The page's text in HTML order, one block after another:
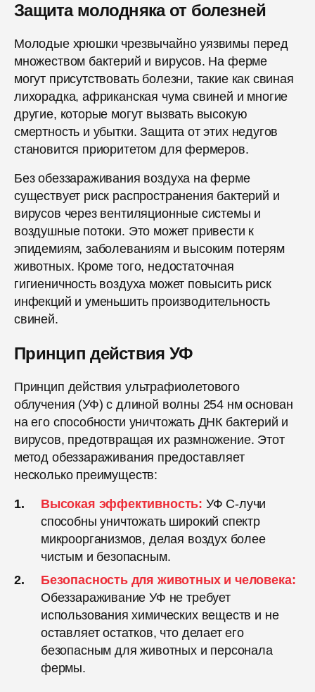
Защита молодняка от болезней
Молодые хрюшки чрезвычайно уязвимы перед
множеством бактерий и вирусов. На ферме
могут присутствовать болезни, такие как свиная
лихорадка, африканская чума свиней и многие
другие, которые могут вызвать высокую
смертность и убытки. Защита от этих недугов
становится приоритетом для фермеров.
Без обеззараживания воздуха на ферме
существует риск распространения бактерий и
вирусов через вентиляционные системы и
воздушные потоки. Это может привести к
эпидемиям, заболеваниям и высоким потерям
животных. Кроме того, недостаточная
гигиеничность воздуха может повысить риск
инфекций и уменьшить производительность
свиней.
Принцип действия УФ
Принцип действия ультрафиолетового
облучения (УФ) с длиной волны 254 нм основан
на его способности уничтожать ДНК бактерий и
вирусов, предотвращая их размножение. Этот
метод обеззараживания предоставляет
несколько преимуществ:
Высокая эффективность: УФ C-лучи
способны уничтожать широкий спектр
микроорганизмов, делая воздух более
чистым и безопасным.
Безопасность для животных и человека:
Обеззараживание УФ не требует
использования химических веществ и не
оставляет остатков, что делает его
безопасным для животных и персонала
фермы.